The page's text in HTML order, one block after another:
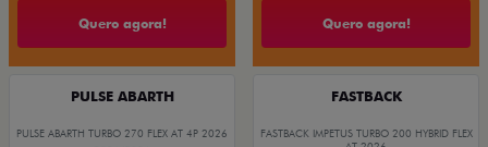
Quero agora! Quero agora!
PULSE ABARTH
PULSE ABARTH TURBO 270 FLEX AT 4P 2026
FASTBACK
FASTBACK IMPETUS TURBO 200 HYBRID FLEX